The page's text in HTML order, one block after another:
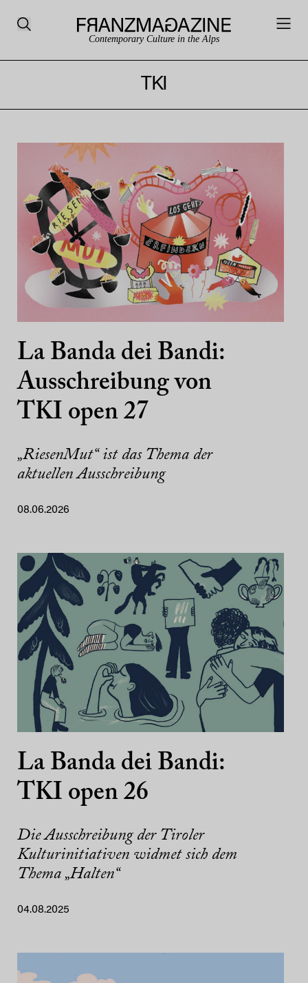
Contemporary Culture in the Alps
TKI
La Banda dei Bandi:
Ausschreibung von
TKI open 27
„RiesenMut“ ist das Thema der
aktuellen Ausschreibung
08.06.2026
La Banda dei Bandi:
TKI open 26
Die Ausschreibung der Tiroler
Kulturinitiativen widmet sich dem
Thema „Halten“
04.08.2025